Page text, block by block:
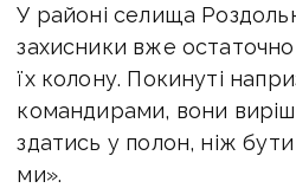
У районі селища
захисники вже
їх колону. Покинуті
командирами, вони
здатись у полон, ніж
ми».